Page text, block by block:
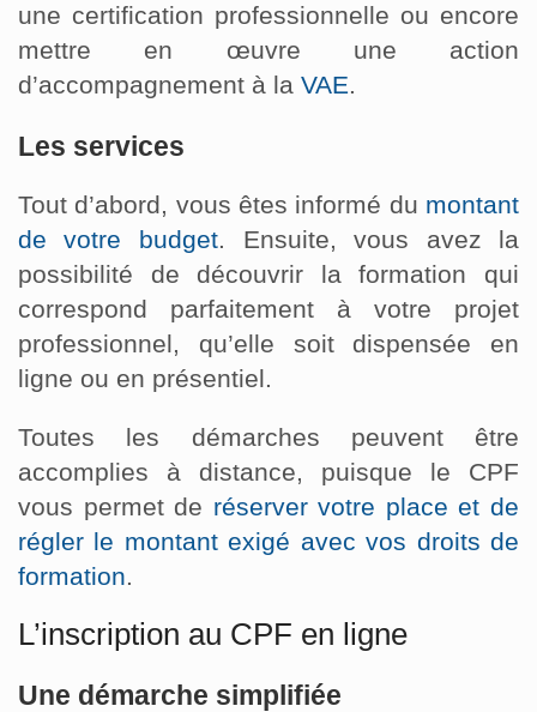
une certification professionnelle ou encore
mettre en œuvre une action
d’accompagnement à la VAE.
Les services
Tout d’abord, vous êtes informé du montant
de votre budget. Ensuite, vous avez la
possibilité de découvrir la formation qui
correspond parfaitement à votre projet
professionnel, qu’elle soit dispensée en
ligne ou en présentiel.
Toutes les démarches peuvent être
accomplies à distance, puisque le CPF
vous permet de réserver votre place et de
régler le montant exigé avec vos droits de
formation.
L’inscription au CPF en ligne
Une démarche simplifiée